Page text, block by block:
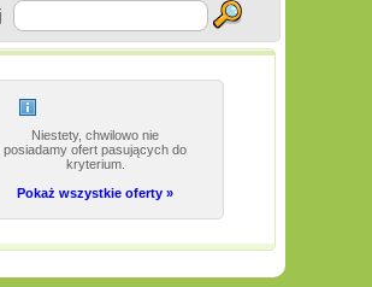
Niestety, chwilowo nie
posiadamy ofert pasujących do
kryterium.
Pokaż wszystkie oferty »